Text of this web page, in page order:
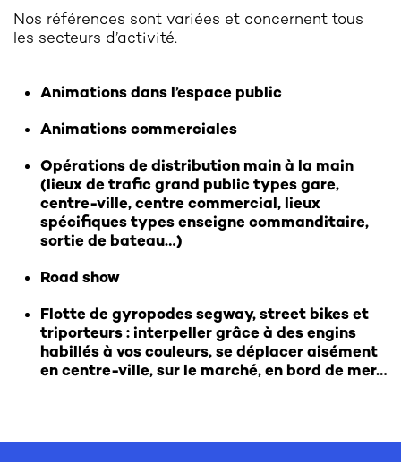
Nos références sont variées et concernent tous
les secteurs d’activité.
Animations dans l’espace public
Animations commerciales
Opérations de distribution main à la main
(lieux de trafic grand public types gare,
centre-ville, centre commercial, lieux
spécifiques types enseigne commanditaire,
sortie de bateau…)
Road show
Flotte de gyropodes segway, street bikes et
triporteurs : interpeller grâce à des engins
habillés à vos couleurs, se déplacer aisément
en centre-ville, sur le marché, en bord de mer…